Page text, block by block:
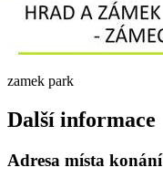
zamek park
Další informace
Adresa místa konání